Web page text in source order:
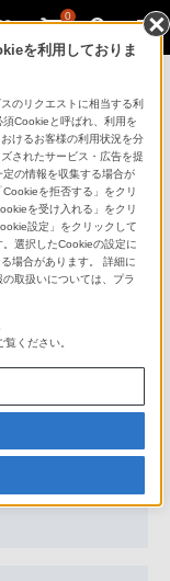
0
使用いただ
め取扱説明書を
重要なお知らせ
子・ケーブル、
を利用しておりま
のリクエストに相当する利
Cookieと呼ばれ、利用を
けるお客様の利用状況を分
されたサービス・広告を提
の情報を収集する場合が
を拒否する」をクリ
を受け入れる」をクリ
設定」をクリックして
選択したCookieの設定に
場合があります。 詳細に
取扱いについては、プラ
覧ください。